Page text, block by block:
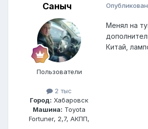
Саныч
Пользователи
2 тыс
Город: Хабаровск
Машина: Toyota
Fortuner, 2,7, АКПП,
Менял на
Китай,